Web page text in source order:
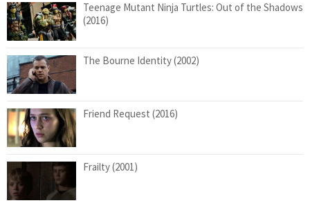
Teenage Mutant Ninja Turtles: Out of the Shadows
(2016)
The Bourne Identity (2002)
Friend Request (2016)
Frailty (2001)